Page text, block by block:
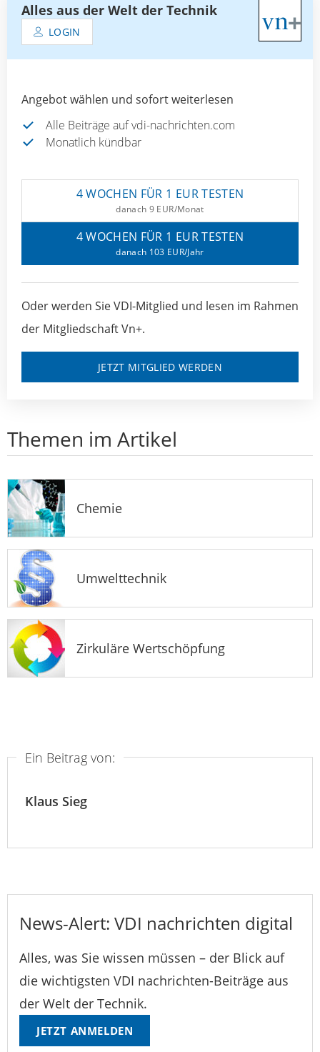
Alles aus der Welt der Technik
LOGIN
Angebot wählen und sofort weiterlesen
Alle Beiträge auf vdi-nachrichten.com
Monatlich kündbar
4 WOCHEN FÜR 1 EUR TESTEN
danach 9 EUR/Monat
4 WOCHEN FÜR 1 EUR TESTEN
danach 103 EUR/Jahr
Oder werden Sie VDI-Mitglied und lesen im Rahmen
der Mitgliedschaft Vn+.
JETZT MITGLIED WERDEN
Themen im Artikel
Chemie
Umwelttechnik
Zirkuläre Wertschöpfung
Ein Beitrag von:
Klaus Sieg
News-Alert: VDI nachrichten digital
Alles, was Sie wissen müssen – der Blick auf
die wichtigsten VDI nachrichten-Beiträge aus
der Welt der Technik.
JETZT ANMELDEN